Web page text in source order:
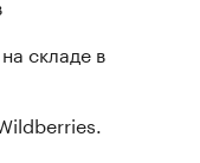
складе в